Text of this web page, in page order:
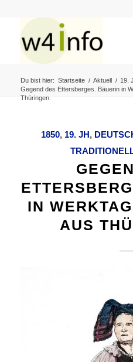
Du bist hier: Startseite / Aktuell / 19.
Gegend des Ettersberges. Bäuerin in
Thüringen.
1850, 19. JH,
IN
AUS